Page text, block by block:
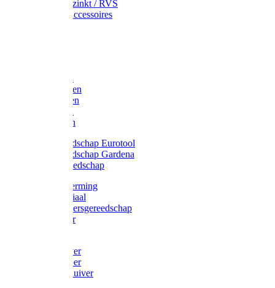
Emmer verzinkt / RVS
Regenton accessoires
Gazonharken
Asfaltharken
Hooiharken
Handgereedschap Eurotool
Handgereedschap Gardena
Kindergereedschap
Kniebescherming
Afzetmateriaal
Stratenmakersgereedschap
Straathamer
Mestschuiver
Mestschraper
Sneeuwschuiver